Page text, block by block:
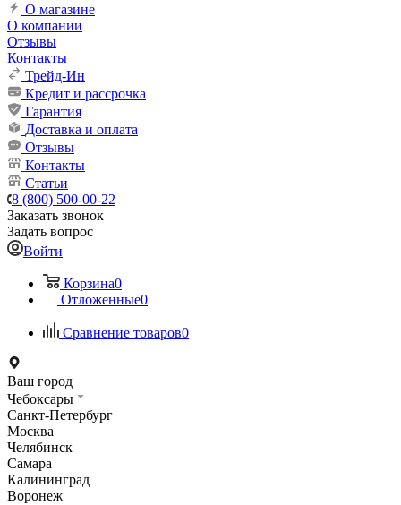
О магазине
О компании
Отзывы
Контакты
Трейд-Ин
Кредит и рассрочка
Гарантия
Доставка и оплата
Отзывы
Контакты
Статьи
8 (800) 500-00-22
Заказать звонок
Задать вопрос
Войти
Корзина0
Отложенные0
Сравнение товаров0
Ваш город
Чебоксары
Санкт-Петербург
Москва
Челябинск
Самара
Калининград
Воронеж